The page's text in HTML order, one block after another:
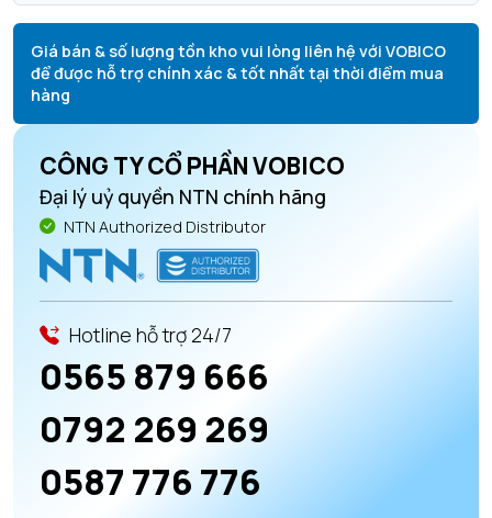
Giá bán & số lượng tồn kho vui lòng liên hệ với VOBICO
để được hỗ trợ chính xác & tốt nhất tại thời điểm mua
hàng
CÔNG TY CỔ PHẦN VOBICO
Đại lý uỷ quyền NTN chính hãng
NTN Authorized Distributor
Hotline hỗ trợ 24/7
0565 879 666
0792 269 269
0587 776 776